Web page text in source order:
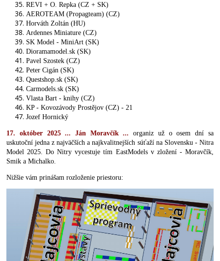
REVI + O. Repka (CZ + SK)
AEROTEAM (Propagteam) (CZ)
Horváth Zoltán (HU)
Ardennes Miniature (CZ)
SK Model - MiniArt (SK)
Dioramamodel.sk (SK)
Pavel Szostek (CZ)
Peter Cigán (SK)
Questshop.sk (SK)
Carmodels.sk (SK)
Vlasta Bart - knihy (CZ)
KP - Kovozávody Prostějov (CZ) - 21
Jozef Hornický
17. október 2025 ... Ján Moravčík ... organiz už o osem dní sa
uskutoční jedna z najväčších a najkvalitnejších súťaží na Slovensku - Nitra
Model 2025. Do Nitry vycestuje tím EastModels v zložení - Moravčík,
Smik a Michalko.
Nižšie vám prinášam rozloženie priestoru: